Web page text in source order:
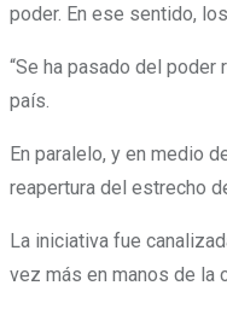
poder. En ese sentido,
“Se ha pasado del
país.
En paralelo, y en medio
reapertura del estrecho
La iniciativa fue
vez más en manos de la